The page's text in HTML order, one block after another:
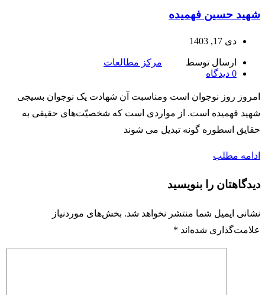
شهید حسین فهمیده
دی 17, 1403
ارسال توسط
مرکز مطالعات
0 دیدگاه
امروز روز نوجوان است ومناسبت آن شهادت یک نوجوان بسیجی
شهید فهمیده است. از مواردی است که شخصیّت‌های حقیقی به
حقایق اسطوره‌ گونه تبدیل می شوند
ادامه مطلب
دیدگاهتان را بنویسید
نشانی ایمیل شما منتشر نخواهد شد. بخش‌های موردنیاز
علامت‌گذاری شده‌اند *